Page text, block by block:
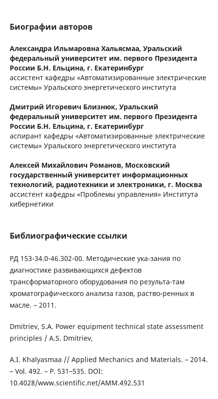
Биографии авторов
Александра Ильмаровна Хальясмаа, Уральский
федеральный университет им. первого Президента
России Б.Н. Ельцина, г. Екатеринбург
ассистент кафедры «Автоматизированные электрические
системы» Уральского энергетического института
Дмитрий Игоревич Близнюк, Уральский
федеральный университет им. первого Президента
России Б.Н. Ельцина, г. Екатеринбург
аспирант кафедры «Автоматизированные электрические
системы» Уральского энергетического института
Алексей Михайлович Романов, Московский
государственный университет информационных
технологий, радиотехники и электроники, г. Москва
ассистент кафедры «Проблемы управления» Института
кибернетики
Библиографические ссылки
РД 153-34.0-46.302-00. Методические ука-зания по
диагностике развивающихся дефектов
трансформаторного оборудования по результа-там
хроматографического анализа газов, раство-ренных в
масле. – 2011.
Dmitriev, S.A. Power equipment technical state assessment
principles / A.S. Dmitriev,
A.I. Khalyasmaa // Applied Mechanics and Materials. – 2014.
– Vol. 492. – P. 531–535. DOI:
10.4028/www.scientific.net/AMM.492.531